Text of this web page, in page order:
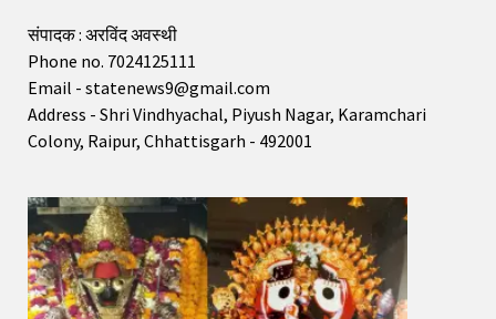
संपादक : अरविंद अवस्थी
Phone no. 7024125111
Email - statenews9@gmail.com
Address - Shri Vindhyachal, Piyush Nagar, Karamchari
Colony, Raipur, Chhattisgarh - 492001